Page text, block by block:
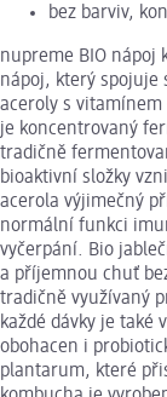
bez barviv,
nupreme BIO nápoj
nápoj, který spojuje
aceroly s
je koncentrovaný
tradičně
bioaktivní složky
acerola výjimečný
normální funkci
vyčerpání. Bio
a příjemnou chuť
tradičně využívaný
každé dávky je také
obohacen i
plantarum, které